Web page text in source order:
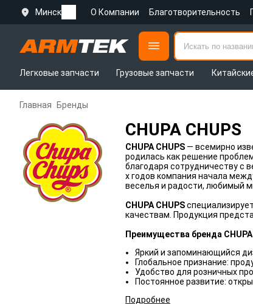
Минск О Компании Благотворительность
Легковые запчасти
Грузовые запчасти
Главная Бренды
CHUPA CHUPS
CHUPA CHUPS — всемирно
родилась как решение
благодаря сотрудничеству с
х годов компания начала
веселья и радости, любимый
CHUPA CHUPS
качествам. Продукция
Преимущества бренда CHUPA
Яркий и запоминающийся
Глобальное признание:
Удобство для розничных
Постоянное развитие:
Подробнее